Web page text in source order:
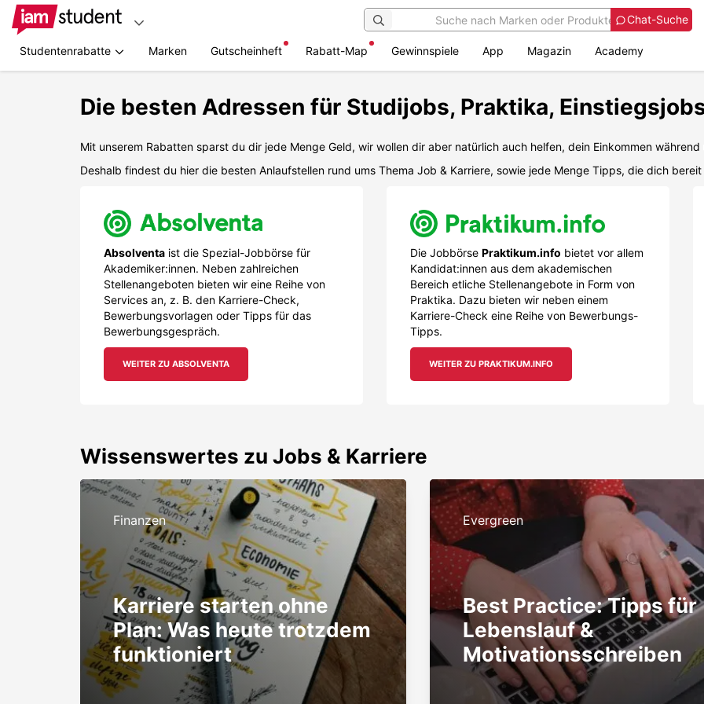
Chat-Suche
Studentenrabatte Marken Gutscheinheft Rabatt-Map Gewinnspiele App Magazin Academy
Die besten Adressen für Studijobs, Praktika,
Mit unserem Rabatten sparst du dir jede Menge Geld, wir wollen dir aber natürlich auch helfen, dein Einkommen
Deshalb findest du hier die besten Anlaufstellen rund ums Thema Job & Karriere, sowie jede Menge Tipps, die dich
Absolventa ist die Spezial-Jobbörse für
Akademiker:innen. Neben zahlreichen
Stellenangeboten bieten wir eine Reihe von
Services an, z. B. den Karriere-Check,
Bewerbungsvorlagen oder Tipps für das
Bewerbungsgespräch.
WEITER ZU ABSOLVENTA
Die Jobbörse Praktikum.info bietet vor allem
Kandidat:innen aus dem akademischen
Bereich etliche Stellenangebote in Form von
Praktika. Dazu bieten wir neben einem
Karriere-Check eine Reihe von Bewerbungs-
Tipps.
WEITER ZU PRAKTIKUM.INFO
Wissenswertes zu Jobs & Karriere
Finanzen
Karriere starten ohne
Plan: Was heute trotzdem
funktioniert
Evergreen
Best Practice: Tipps für
Lebenslauf &
Motivationsschreiben